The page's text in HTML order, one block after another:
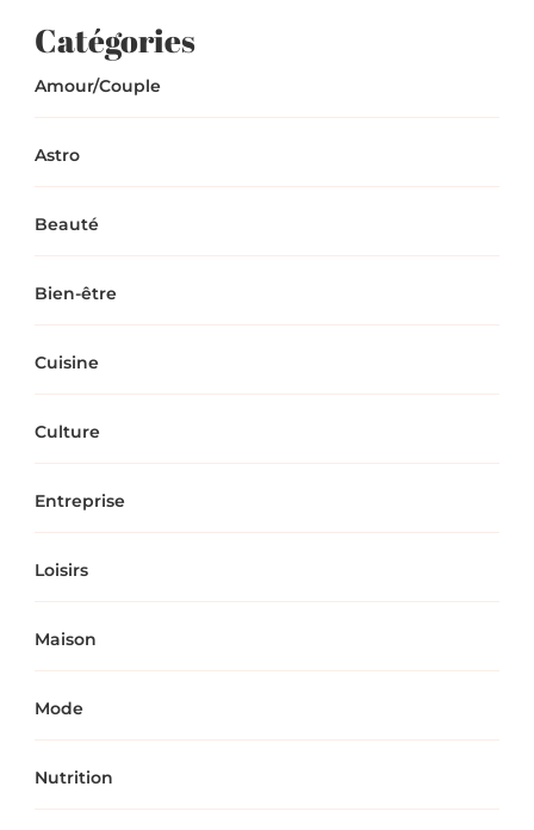
Catégories
Amour/Couple
Astro
Beauté
Bien-être
Cuisine
Culture
Entreprise
Loisirs
Maison
Mode
Nutrition